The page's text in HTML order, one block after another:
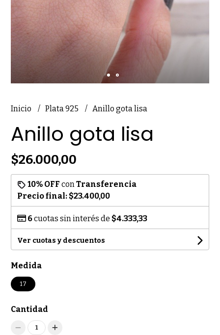
Inicio Plata 925 Anillo gota lisa
Anillo gota lisa
$26.000,00
10% OFF conTransferencia
Precio final: $23.400,00
6cuotas sin interés de $4.333,33
Ver cuotas y descuentos
Medida
17
Cantidad
1